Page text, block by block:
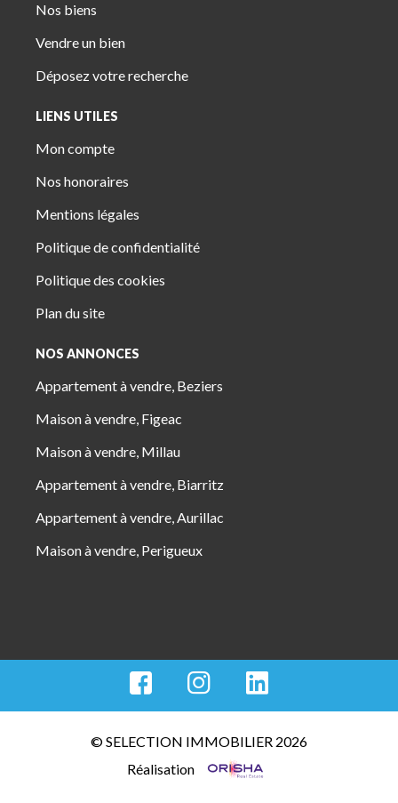
Nos biens
Vendre un bien
Déposez votre recherche
LIENS UTILES
Mon compte
Nos honoraires
Mentions légales
Politique de confidentialité
Politique des cookies
Plan du site
NOS ANNONCES
Appartement à vendre, Beziers
Maison à vendre, Figeac
Maison à vendre, Millau
Appartement à vendre, Biarritz
Appartement à vendre, Aurillac
Maison à vendre, Perigueux
© SELECTION IMMOBILIER 2026
Réalisation